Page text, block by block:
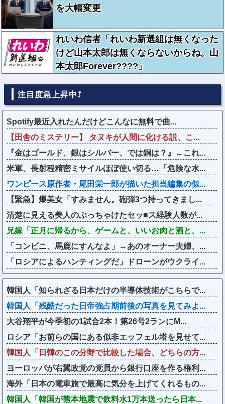
を大幅変更
れいわ信者「れいわ新選組は無くなった
けど山本太郎は無くならないからね。山
本太郎Forever????」
注目度急上昇中⤴
Spotify最近入れたんだけどこんなに無料で曲...
【田舎のミステリー】 タヌキが人間に化ける説、こ...
『金はゴールド、銀はシルバー、では銅は？』←これ...
米軍、長射程精密ミサイルほぼ使い切る…「危険な水...
ワンピース原作者・尾田栄一郎が描いた担当編集の似...
【緊急】爆美女「すみません。砲弾3つ持ってきまし...
清楚に見える美人のぶっちゃけたセッ■ス経験人数が...
兄嫁「正月に帰るから、ゲームと、いいお肉と酒と、...
「コンビニ、馬鹿にすんなよ」→あのオーナー夫婦、...
「ロシアによるハンティングだ」ドローンがウクライ...
韓国人「知られざる日本だけの半導体技術がこちらで...
韓国人「残酷だった日帝強占期前後の写真を見てみよ...
大谷翔平が今季初の1試合2本！第26号2ランにM...
ロシア「お前らの国にある似非エッフェル塔を見せて...
韓国人「日韓のこの分野で比較した場合、どちらの方...
ヨーロッパが右翼政党の党員から銀行口座を作る権利...
海外「日本の電車旅で最高に気分を上げてくれるもの...
韓国人「韓国が熊本地震で飲料水1万本送ったら日本...